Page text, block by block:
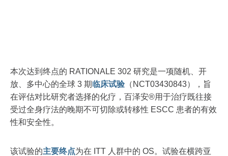
本次达到终点的 RATIONALE 302 研究是一项随机、开
放、多中心的全球 3 期临床试验 （NCT03430843），旨
在评估对比研究者选择的化疗，百泽安®用于治疗既往接
受过全身疗法的晚期不可切除或转移性 ESCC 患者的有效
性和安全性。
该试验的主要终点为在 ITT 人群中的 OS。试验在横跨亚